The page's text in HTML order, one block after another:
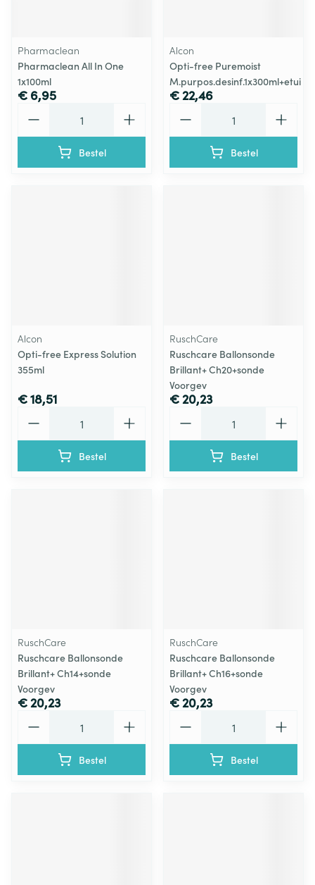
Pharmaclean
Pharmaclean All In One
1x100ml
€ 6,95
Bestel
Alcon
Opti-free Puremoist
M.purpos.desinf.1x300ml+etui
€ 22,46
Bestel
Alcon
Opti-free Express Solution
355ml
€ 18,51
Bestel
RuschCare
Ruschcare Ballonsonde
Brillant+ Ch20+sonde
Voorgev
€ 20,23
Bestel
RuschCare
Ruschcare Ballonsonde
Brillant+ Ch14+sonde
Voorgev
€ 20,23
Bestel
RuschCare
Ruschcare Ballonsonde
Brillant+ Ch16+sonde
Voorgev
€ 20,23
Bestel